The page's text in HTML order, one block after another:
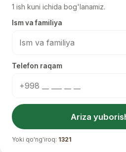
1 ish kuni ichida bog'lanamiz.
Ism va familiya
Telefon raqam
Ariza
Yoki qo'ng'iroq: 1321